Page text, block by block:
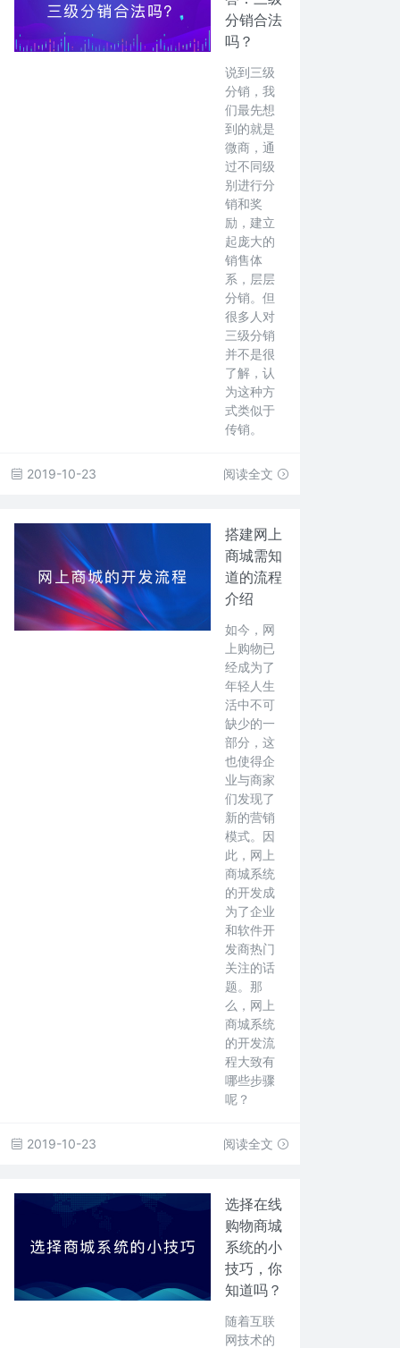
分销合法
吗？
说到三级
分销，我
们最先想
到的就是
微商，通
过不同级
别进行分
销和奖
励，建立
起庞大的
销售体
系，层层
分销。但
很多人对
三级分销
并不是很
了解，认
为这种方
式类似于
传销。
2019-10-23 阅读全文
搭建网上
商城需知
道的流程
介绍
如今，网
上购物已
经成为了
年轻人生
活中不可
缺少的一
部分，这
也使得企
业与商家
们发现了
新的营销
模式。因
此，网上
商城系统
的开发成
为了企业
和软件开
发商热门
关注的话
题。那
么，网上
商城系统
的开发流
程大致有
哪些步骤
呢？
2019-10-23 阅读全文
选择在线
购物商城
系统的小
技巧，你
知道吗？
随着互联
网技术的